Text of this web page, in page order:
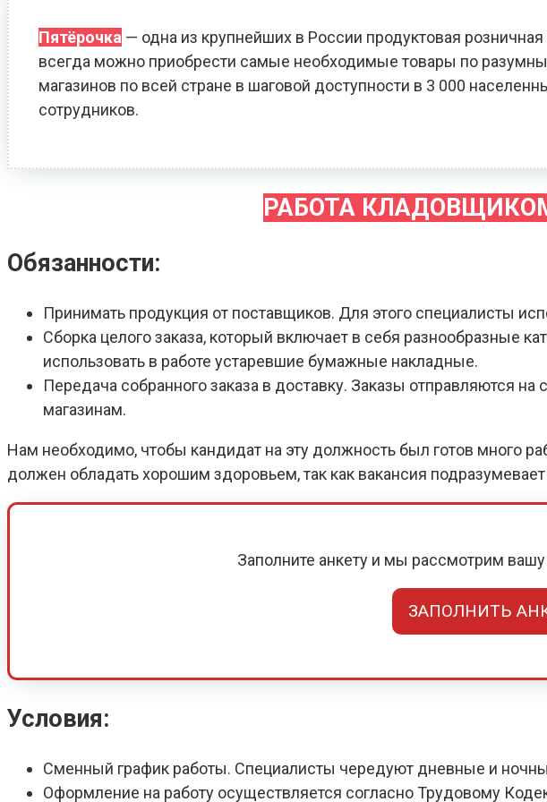
Пятёрочка — одна из крупнейших в России продуктовая
всегда можно приобрести самые необходимые товары по
магазинов по всей стране в шаговой доступности в 3 000
сотрудников.
РАБОТА
Обязанности:
Принимать продукция от поставщиков. Для этого специалисты
Сборка целого заказа, который включает в себя разнообразные
использовать в работе устаревшие бумажные накладные.
Передача собранного заказа в доставку. Заказы отправляются
магазинам.
Нам необходимо, чтобы кандидат на эту должность был готов много
должен обладать хорошим здоровьем, так как вакансия
Заполните анкету и мы рассмотрим
ЗАПОЛНИТЬ
Условия:
Сменный график работы. Специалисты чередуют дневные и
Оформление на работу осуществляется согласно Трудовому